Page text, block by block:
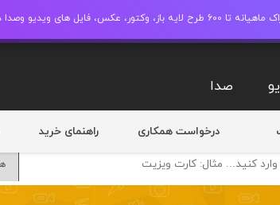
عکس، فایل های ویدیو وصدا دانلود کنید.
صدا
درخواست همکاری راهنمای خرید